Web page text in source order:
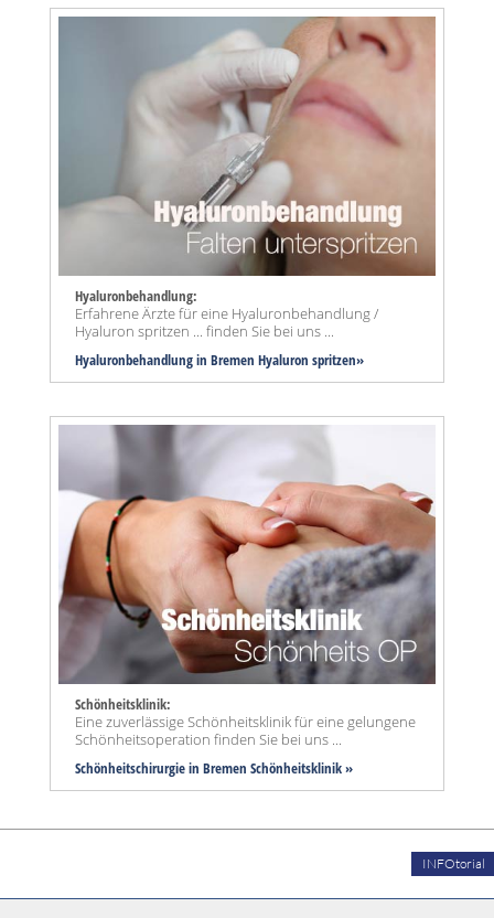
Hyaluronbehandlung:
Erfahrene Ärzte für eine Hyaluronbehandlung /
Hyaluron spritzen ... finden Sie bei uns ...
Hyaluronbehandlung in Bremen Hyaluron spritzen»
Schönheitsklinik:
Eine zuverlässige Schönheitsklinik für eine gelungene
Schönheitsoperation finden Sie bei uns ...
Schönheitschirurgie in Bremen Schönheitsklinik »
INFOtorial